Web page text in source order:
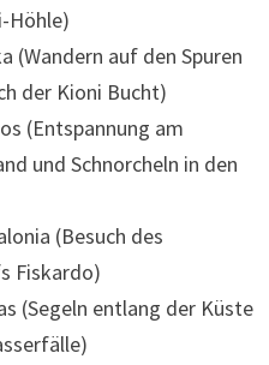
Höhle)
(Wandern auf den Spuren
der Kioni Bucht)
(Entspannung am
und Schnorcheln in den
(Besuch des
Fiskardo)
(Segeln entlang der Küste